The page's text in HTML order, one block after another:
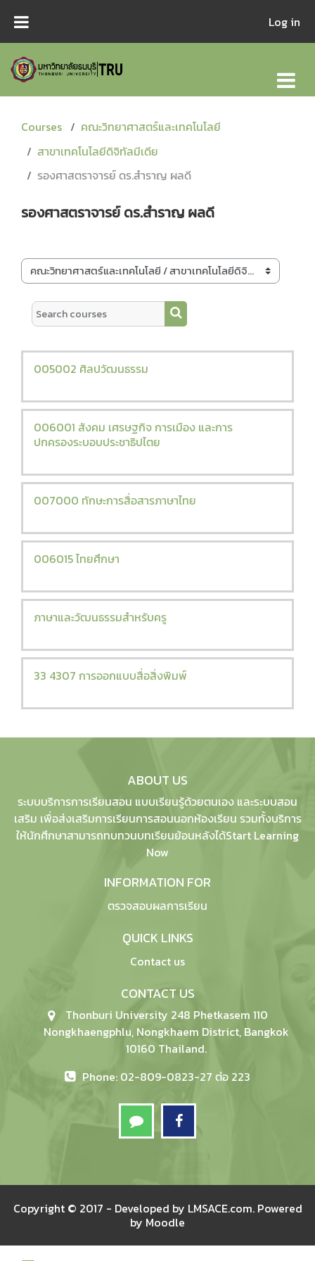
Log in
Courses
คณะวิทยาศาสตร์และเทคโนโลยี
สาขาเทคโนโลยีดิจิทัลมีเดีย
รองศาสตราจารย์ ดร.สำราญ ผลดี
รองศาสตราจารย์ ดร.สำราญ ผลดี
Course categories
Search courses
Search courses
005002 ศิลปวัฒนธรรม
006001 สังคม เศรษฐกิจ การเมือง และการ
ปกครองระบอบประชาธิปไตย
007000 ทักษะการสื่อสารภาษาไทย
006015 ไทยศึกษา
ภาษาและวัฒนธรรมสำหรับครู
33 4307 การออกแบบสื่อสิ่งพิมพ์
ABOUT US
ระบบบริการการเรียนสอน แบบเรียนรู้ด้วยตนเอง และระบบสอน
เสริม เพื่อส่งเสริมการเรียนการสอนนอกห้องเรียน รวมทั้งบริการ
ให้นักศึกษาสามารถทบทวนบทเรียนย้อนหลังได้Start Learning
Now
INFORMATION FOR
ตรวจสอบผลการเรียน
QUICK LINKS
Contact us
CONTACT US
Thonburi University 248 Phetkasem 110
Nongkhaengphlu, Nongkhaem District, Bangkok
10160 Thailand.
Phone: 02-809-0823-27 ต่อ 223
Copyright © 2017 - Developed by LMSACE.com. Powered
by Moodle